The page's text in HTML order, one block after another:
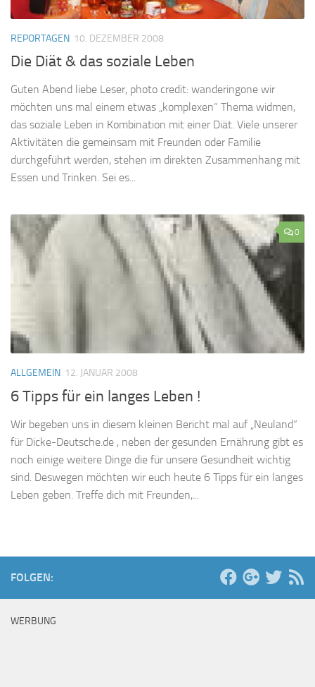
REPORTAGEN 10. DEZEMBER 2008
Die Diät & das soziale Leben
Guten Abend liebe Leser, photo credit: wanderingone wir
möchten uns mal einem etwas „komplexen“ Thema widmen,
das soziale Leben in Kombination mit einer Diät. Viele unserer
Aktivitäten die gemeinsam mit Freunden oder Familie
durchgeführt werden, stehen im direkten Zusammenhang mit
Essen und Trinken. Sei es...
0
ALLGEMEIN 12. JANUAR 2008
6 Tipps für ein langes Leben !
Wir begeben uns in diesem kleinen Bericht mal auf „Neuland“
für Dicke-Deutsche.de , neben der gesunden Ernährung gibt es
noch einige weitere Dinge die für unsere Gesundheit wichtig
sind. Deswegen möchten wir euch heute 6 Tipps für ein langes
Leben geben. Treffe dich mit Freunden,...
FOLGEN:
WERBUNG